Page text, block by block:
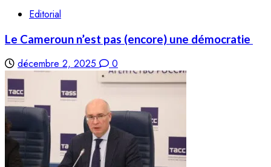
Editorial
Le Cameroun n’est pas (encore) une démocratie
décembre 2, 2025 0